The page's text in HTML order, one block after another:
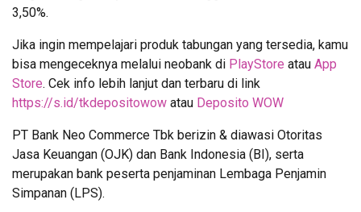
3,50%.
Jika ingin mempelajari produk tabungan yang tersedia, kamu
bisa mengeceknya melalui neobank di PlayStore atau App
Store. Cek info lebih lanjut dan terbaru di link
https://s.id/tkdepositowow atau Deposito WOW
PT Bank Neo Commerce Tbk berizin & diawasi Otoritas
Jasa Keuangan (OJK) dan Bank Indonesia (BI), serta
merupakan bank peserta penjaminan Lembaga Penjamin
Simpanan (LPS).⁣